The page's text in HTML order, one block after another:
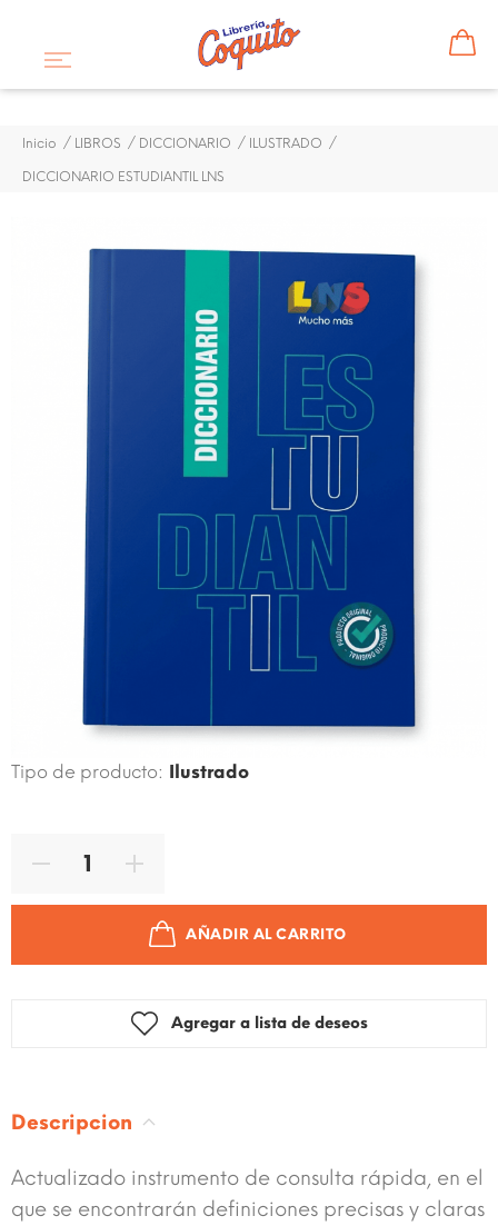
Inicio LIBROS DICCIONARIO ILUSTRADO
DICCIONARIO ESTUDIANTIL LNS
DICCIONARIO ESTUDIANTIL
$ 5,00
Código de producto:
Tipo de producto: Ilustrado
AÑADIR AL CARRITO
Agregar a lista de deseos
Descripcion
Actualizado instrumento de consulta rápida, en el
que se encontrarán definiciones precisas y claras